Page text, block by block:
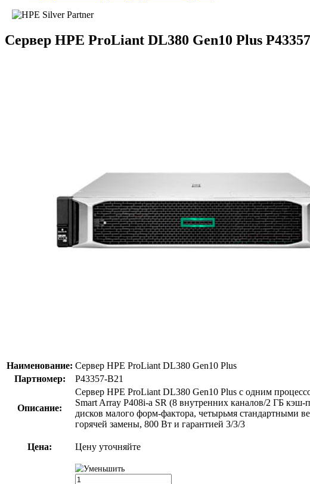
Сервер HPE ProLiant DL380 Gen10 Plus
Наименование: Сервер HPE ProLiant DL380 Gen10 Plus
Партномер:
P43357-B21
Описание:
Сервер HPE ProLiant DL380 Gen10 Plus с одним
Smart Array P408i-a SR (8 внутренних каналов/2 ГБ
дисков малого форм-фактора, четырьмя стандартными
горячей замены, 800 Вт и гарантией 3/3/3
Цена: Цену уточняйте